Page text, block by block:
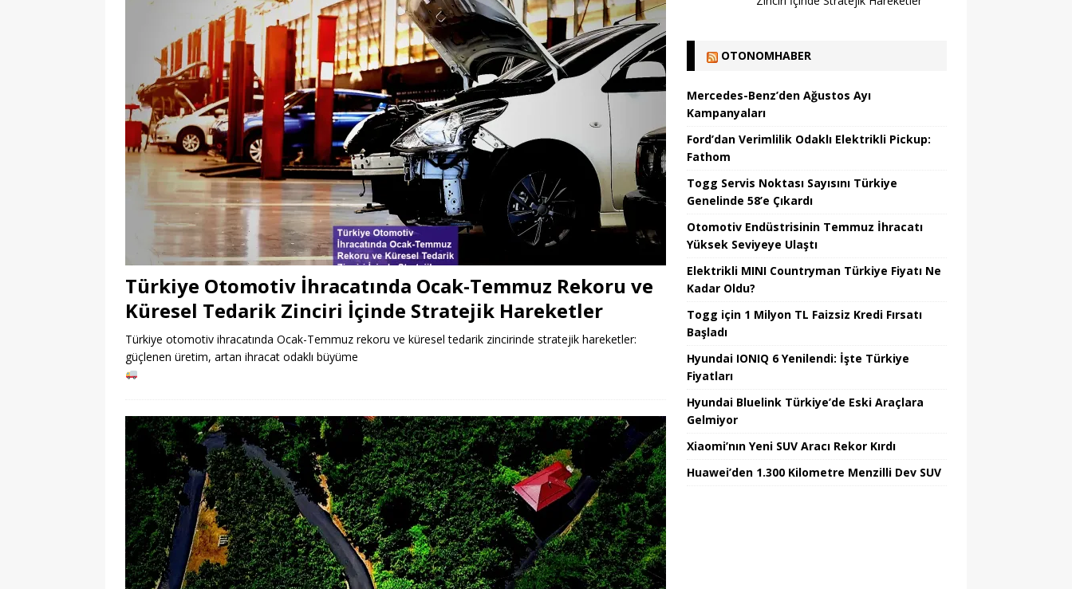
Türkiye Otomotiv İhracatında Ocak-Temmuz Rekoru ve
Küresel Tedarik Zinciri İçinde Stratejik Hareketler
Türkiye otomotiv ihracatında Ocak-Temmuz rekoru ve küresel tedarik zincirinde stratejik hareketler:
güçlenen üretim, artan ihracat odaklı büyüme
OTONOMHABER
Mercedes-Benz’den Ağustos Ayı
Kampanyaları
Ford’dan Verimlilik Odaklı Elektrikli Pickup:
Fathom
Togg Servis Noktası Sayısını Türkiye
Genelinde 58’e Çıkardı
Otomotiv Endüstrisinin Temmuz İhracatı
Yüksek Seviyeye Ulaştı
Elektrikli MINI Countryman Türkiye Fiyatı Ne
Kadar Oldu?
Togg için 1 Milyon TL Faizsiz Kredi Fırsatı
Başladı
Hyundai IONIQ 6 Yenilendi: İşte Türkiye
Fiyatları
Hyundai Bluelink Türkiye’de Eski Araçlara
Gelmiyor
Xiaomi’nın Yeni SUV Aracı Rekor Kırdı
Huawei’den 1.300 Kilometre Menzilli Dev SUV